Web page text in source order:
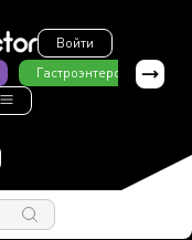
Войти
Гастроэнтерология